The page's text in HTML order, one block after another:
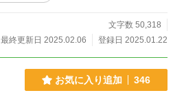
文字数 50,318
最終更新日 2025.02.06
登録日 2025.01.22
お気に入り追加 346